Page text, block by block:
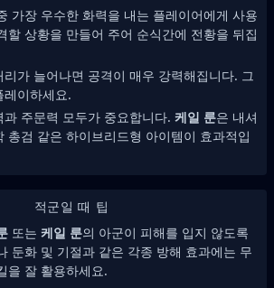
가장 우수한 화력을 내는 플레이어에게 사용
할 상황을 만들어 주어 순식간에 전황을 뒤집
가 늘어나면 공격이 매우 강력해집니다. 그
레이하세요.
주문력 모두가 중요합니다. 케일 룬은 내셔
총검 같은 하이브리드형 아이템이 효과적입
적군일 때 팁
또는 케일 룬의 아군이 피해를 입지 않도록
둔화 및 기절과 같은 각종 방해 효과에는 무
을 잘 활용하세요.